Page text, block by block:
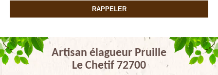
Artisan élagueur Pruille
Le Chetif 72700